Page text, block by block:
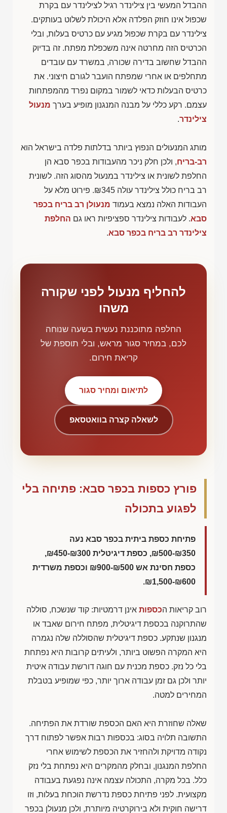
ההבדל המעשי בין צילינדר רגיל לצילינדר עם בקרת
שכפול אינו חוזק הפלדה אלא היכולת לשלוט בעותקים.
צילינדר עם בקרת שכפול מגיע עם כרטיס בעלות, ובלי
הכרטיס הזה מחרטה אינה משכפלת מפתח. זה בדיוק
ההבדל שחשוב בדירה שכורה, במשרד עם עובדים
מתחלפים או אחרי שמפתח הועבר לגורם חיצוני. את
כרטיס הבעלות כדאי לשמור במקום נפרד מהמפתחות
עצמם. רקע כללי על מבנה המנגנון מופיע בערך מנעול
צילינדר.
מותג המנעולים הנפוץ ביותר בדלתות פלדה בישראל הוא
רב-בריח, ולכן חלק ניכר מהעבודות בכפר סבא הן
החלפת לשונית או צילינדר במנעול מהסוג הזה. לשונית
רב בריח כולל צילינדר עולה ₪345. פירוט מלא על
העבודות האלה נמצא בעמוד מנעולן רב בריח בכפר
סבא. לעבודות צילינדר ספציפיות ראו גם החלפת
צילינדר רב בריח בכפר סבא.
להחליף מנעול לפני שקורה
משהו
החלפה מתוכננת נעשית בשעה שנוחה
לכם, במחיר סגור מראש, ובלי תוספת של
קריאת חירום.
לתיאום ומחיר סגור
לשאלה קצרה בוואטסאפ
פורץ כספות בכפר סבא: פתיחה בלי
לפגוע בתכולה
פתיחת כספת ביתית בכפר סבא נעה
₪500-₪350, כספת דיגיטלית ₪450-₪300
,
כספת חסינת אש ₪900-₪500 וכספת משרדית
₪1,500-₪600
.
רוב קריאות הכספות אינן דרמטיות: קוד שנשכח, סוללה
שהתרוקנה בכספת דיגיטלית, מפתח חירום שאבד או
מנגנון שנתקע. כספת דיגיטלית שהסוללה שלה נגמרה
היא המקרה הפשוט ביותר, ולעיתים קרובות היא נפתחת
בלי כל נזק. כספת מכנית עם חוגה דורשת עבודה איטית
יותר ולכן גם זמן עבודה ארוך יותר, כפי שמופיע בטבלת
המחירים למטה.
שאלה שחוזרת היא האם הכספת שורדת את הפתיחה.
התשובה תלויה בסוג: בכספות רבות אפשר לפתוח דרך
נקודה מדויקת ולהחזיר את הכספת לשימוש אחרי
החלפת המנגנון, ובחלק מהמקרים היא נפתחת בלי נזק
כלל. בכל מקרה, התכולה עצמה אינה נפגעת בעבודה
מקצועית. לפני פתיחת כספת נדרשת הוכחת בעלות, וזו
דרישה חוקית ולא בירוקרטיה מיותרת, ולכן מנעולן בכפר